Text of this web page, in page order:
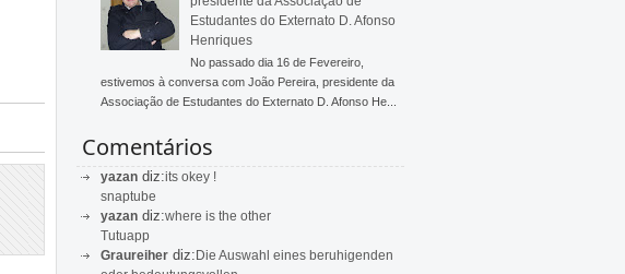
Estudantes do Externato D. Afonso
Henriques
No passado dia 16 de Fevereiro,
estivemos à conversa com João Pereira, presidente da
Associação de Estudantes do Externato D. Afonso He...
Comentários
yazan diz:its okey !
snaptube
yazan diz:where is the other
Tutuapp
Graureiher diz:Die Auswahl eines beruhigenden